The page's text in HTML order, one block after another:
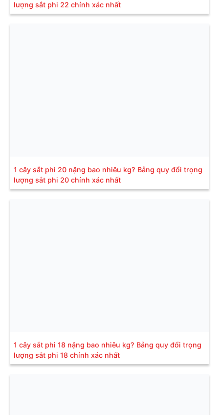
lượng sắt phi 22 chính xác nhất
1 cây sắt phi 20 nặng bao nhiêu kg? Bảng quy đổi trọng
lượng sắt phi 20 chính xác nhất
1 cây sắt phi 18 nặng bao nhiêu kg? Bảng quy đổi trọng
lượng sắt phi 18 chính xác nhất